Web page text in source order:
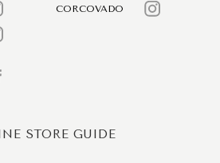
CORCOVADO
STORE GUIDE